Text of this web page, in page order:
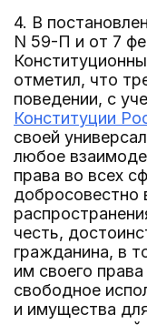
4. В
N 59-П и от 7
отметил, что
поведении, с
Конституции
своей
любое
права во всех
добросовестно
честь,
гражданина, в
им своего
свободное
и имущества